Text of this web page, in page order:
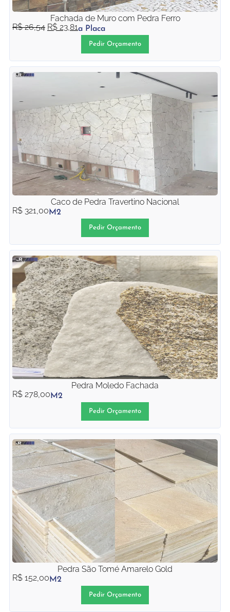
Fachada de Muro com Pedra Ferro
R$26,54 R$ 23,81a Placa
Pedir Orçamento
Caco de Pedra Travertino Nacional
R$ 321,00M2
Pedir Orçamento
Pedra Moledo Fachada
R$ 278,00M2
Pedir Orçamento
Pedra São Tomé Amarelo Gold
R$ 152,00M2
Pedir Orçamento